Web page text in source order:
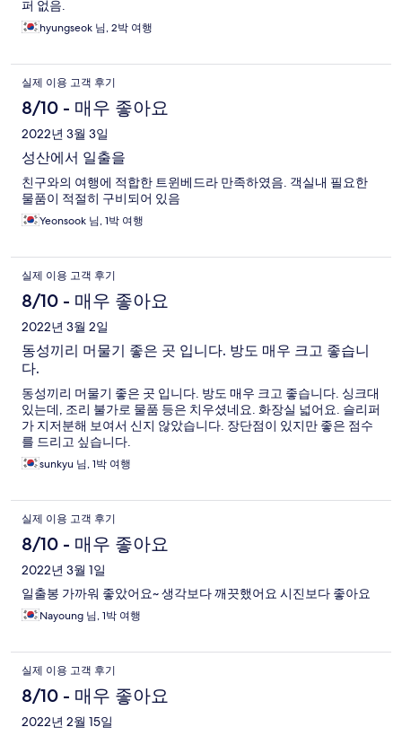
퍼 없음.
hyungseok 님, 2박 여행
실제 이용 고객 후기
8/10 - 매우 좋아요
2022년 3월 3일
성산에서 일출을
친구와의 여행에 적합한 트윈베드라 만족하였음. 객실내 필요한
물품이 적절히 구비되어 있음
Yeonsook 님, 1박 여행
실제 이용 고객 후기
8/10 - 매우 좋아요
2022년 3월 2일
동성끼리 머물기 좋은 곳 입니다. 방도 매우 크고 좋습니
다.
동성끼리 머물기 좋은 곳 입니다. 방도 매우 크고 좋습니다. 싱크대
있는데, 조리 불가로 물품 등은 치우셨네요. 화장실 넓어요. 슬리퍼
가 지저분해 보여서 신지 않았습니다. 장단점이 있지만 좋은 점수
를 드리고 싶습니다.
sunkyu 님, 1박 여행
실제 이용 고객 후기
8/10 - 매우 좋아요
2022년 3월 1일
일출봉 가까워 좋았어요~ 생각보다 깨끗했어요 시진보다 좋아요
Nayoung 님, 1박 여행
실제 이용 고객 후기
8/10 - 매우 좋아요
2022년 2월 15일